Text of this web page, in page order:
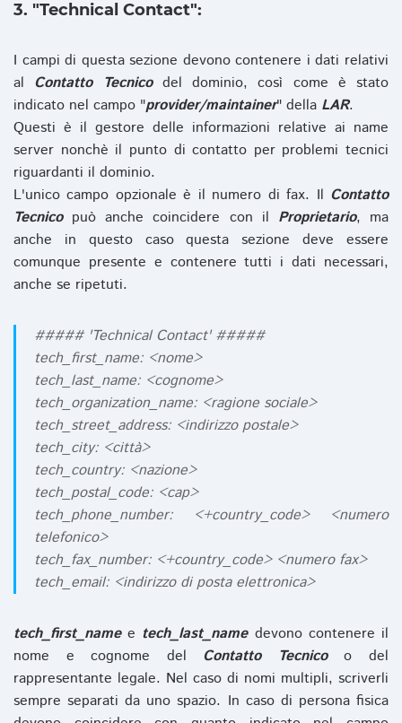
3. "Technical Contact":
I campi di questa sezione devono contenere i dati relativi
al Contatto Tecnicodel dominio, così come è stato
indicato nel campo "provider/maintainer" della LAR.
Questi è il gestore delle informazioni relative ai name
server nonchè il punto di contatto per problemi tecnici
riguardanti il dominio.
L'unico campo opzionale è il numero di fax. Il Contatto
Tecnicopuò anche coincidere con il Proprietario, ma
anche in questo caso questa sezione deve essere
comunque presente e contenere tutti i dati necessari,
anche se ripetuti.
##### 'Technical Contact' #####
tech_first_name: <nome>
tech_last_name: <cognome>
tech_organization_name: <ragione sociale>
tech_street_address: <indirizzo postale>
tech_city: <città>
tech_country: <nazione>
tech_postal_code: <cap>
tech_phone_number: <+country_code> <numero
telefonico>
tech_fax_number: <+country_code> <numero fax>
tech_email: <indirizzo di posta elettronica>
tech_first_namee tech_last_namedevono contenere il
nome e cognome del Contatto Tecnicoo del
rappresentante legale. Nel caso di nomi multipli, scriverli
sempre separati da uno spazio. In caso di persona fisica